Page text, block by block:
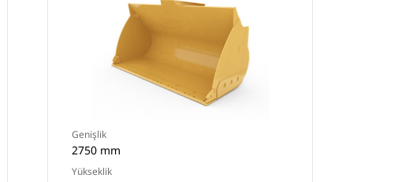
Genişlik
2750 mm
Yükseklik